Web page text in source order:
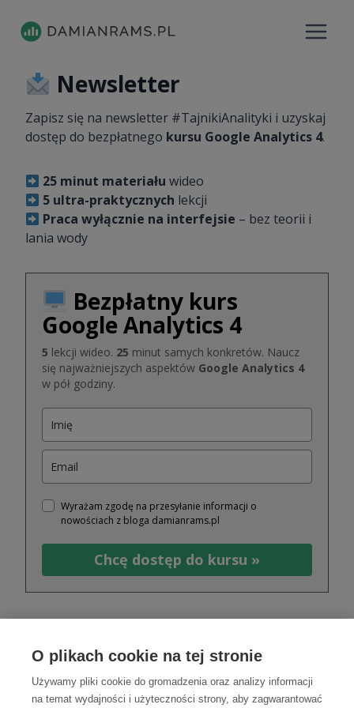
treści
Newsletter
Zapisz się na newsletter #TajnikiAnalityki i uzyskaj
dostęp do bezpłatnego kursu Google Analytics 4.
25 minut materiału wideo
5 ultra-praktycznych lekcji
Praca wyłącznie na interfejsie – bez teorii i
lania wody
Bezpłatny kurs
Google Analytics 4
5 lekcji wideo. 25 minut samych konkretów. Naucz
się najważniejszych aspektów Google Analytics 4
w pół godziny.
Wyrażam zgodę na przesyłanie informacji o
nowościach z bloga damianrams.pl
Chcę dostęp do kursu »
konfiguracji Google Analytics, arkusz do tagowania
UTM i zestaw gotowych pytań do badań
ankietowych.
O plikach cookie na tej stronie
Używamy pliki cookie do gromadzenia oraz analizy informacji
na temat wydajności i użyteczności strony, aby zagwarantować